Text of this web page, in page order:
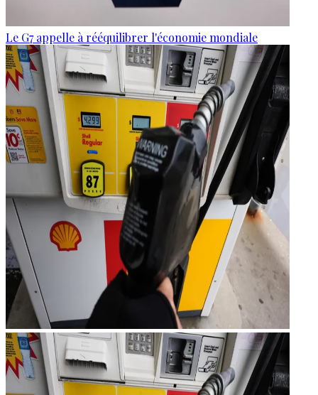
Le G7 appelle à rééquilibrer l'économie mondiale